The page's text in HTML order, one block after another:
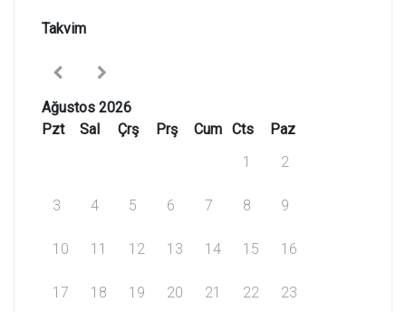
Takvim
Ağustos 2026
Pzt
Sal Çrş Prş Cum Cts
Paz
1
2
3 4 5 6 7 8 9
10 11 12 13 14 15 16
17 18 19 20 21 22 23